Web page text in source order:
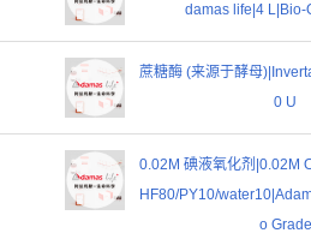
damas life|4 L|Bio-
蔗糖酶 (来源于酵母
0 U
0.02M 碘液氧化剂|0.02M
HF80/PY10/
o Grade